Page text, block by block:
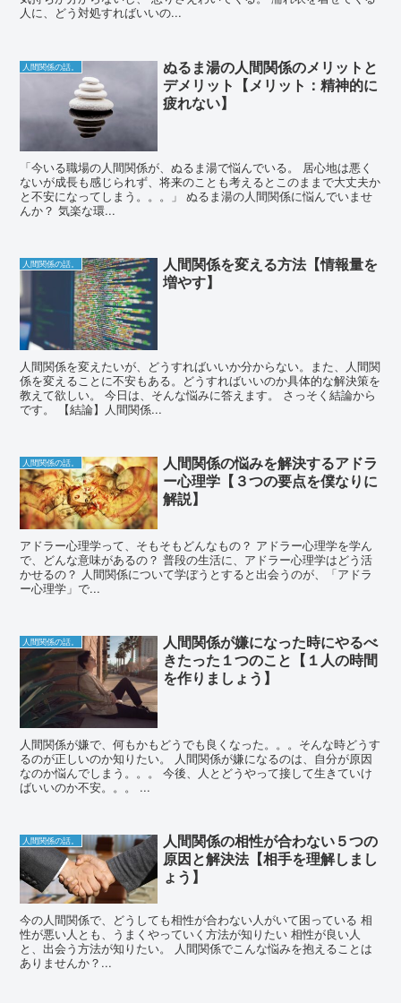
人に、どう対処すればいいの...
人間関係の話。
ぬるま湯の人間関係のメリットと
デメリット【メリット：精神的に
疲れない】
「今いる職場の人間関係が、ぬるま湯で悩んでいる。 居心地は悪く
ないが成長も感じられず、将来のことも考えるとこのままで大丈夫か
と不安になってしまう。。。」 ぬるま湯の人間関係に悩んでいませ
んか？ 気楽な環...
人間関係の話。
人間関係を変える方法【情報量を
増やす】
人間関係を変えたいが、どうすればいいか分からない。また、人間関
係を変えることに不安もある。どうすればいいのか具体的な解決策を
教えて欲しい。 今日は、そんな悩みに答えます。 さっそく結論から
です。 【結論】人間関係...
人間関係の話。
人間関係の悩みを解決するアドラ
ー心理学【３つの要点を僕なりに
解説】
アドラー心理学って、そもそもどんなもの？ アドラー心理学を学ん
で、どんな意味があるの？ 普段の生活に、アドラー心理学はどう活
かせるの？ 人間関係について学ぼうとすると出会うのが、「アドラ
ー心理学」で...
人間関係の話。
人間関係が嫌になった時にやるべ
きたった１つのこと【１人の時間
を作りましょう】
人間関係が嫌で、何もかもどうでも良くなった。。。そんな時どうす
るのが正しいのか知りたい。 人間関係が嫌になるのは、自分が原因
なのか悩んでしまう。。。 今後、人とどうやって接して生きていけ
ばいいのか不安。。。 ...
人間関係の話。
人間関係の相性が合わない５つの
原因と解決法【相手を理解しまし
ょう】
今の人間関係で、どうしても相性が合わない人がいて困っている 相
性が悪い人とも、うまくやっていく方法が知りたい 相性が良い人
と、出会う方法が知りたい。 人間関係でこんな悩みを抱えることは
ありませんか？...